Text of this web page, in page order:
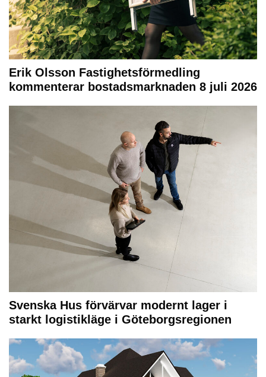
Erik Olsson Fastighetsförmedling
kommenterar bostadsmarknaden 8 juli 2026
Svenska Hus förvärvar modernt lager i
starkt logistikläge i Göteborgsregionen